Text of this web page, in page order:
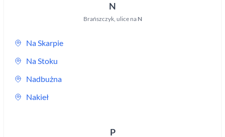
N
Brańszczyk, ulice na N
Na Skarpie
Na Stoku
Nadbużna
Nakieł
P